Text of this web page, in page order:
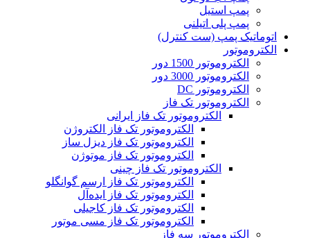
پمپ استیل
پمپ پلی اتیلنی
اتوماتیک پمپ (ست کنترل)
الکتروموتور
الکتروموتور 1500 دور
الکتروموتور 3000 دور
الکتروموتور DC
الکتروموتور تک فاز
الکتروموتور تک فاز ایرانی
الکتروموتور تک فاز الکتروژن
الکتروموتور تک فاز دیزل ساز
الکتروموتور تک فاز موتوژن
الکتروموتور تک فاز چینی
الکتروموتور تک فاز ارسم گوانگلو
الکتروموتور تک فاز ایده‌آل
الکتروموتور تک فاز کاجیلی
الکتروموتور تک فاز مسی موتور
الکتروموتور سه فاز